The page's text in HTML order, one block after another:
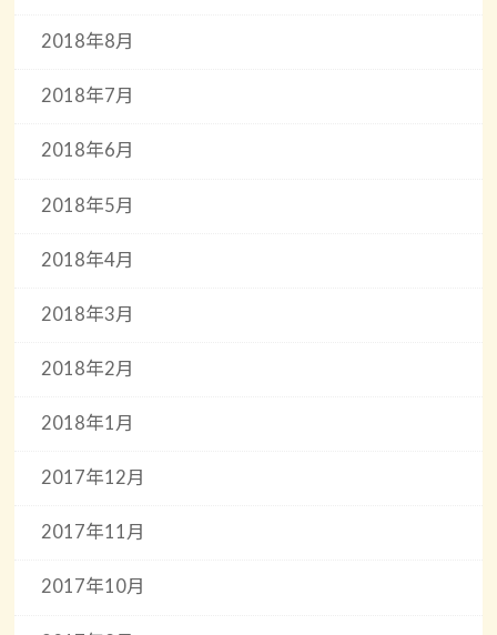
2018年8月
2018年7月
2018年6月
2018年5月
2018年4月
2018年3月
2018年2月
2018年1月
2017年12月
2017年11月
2017年10月